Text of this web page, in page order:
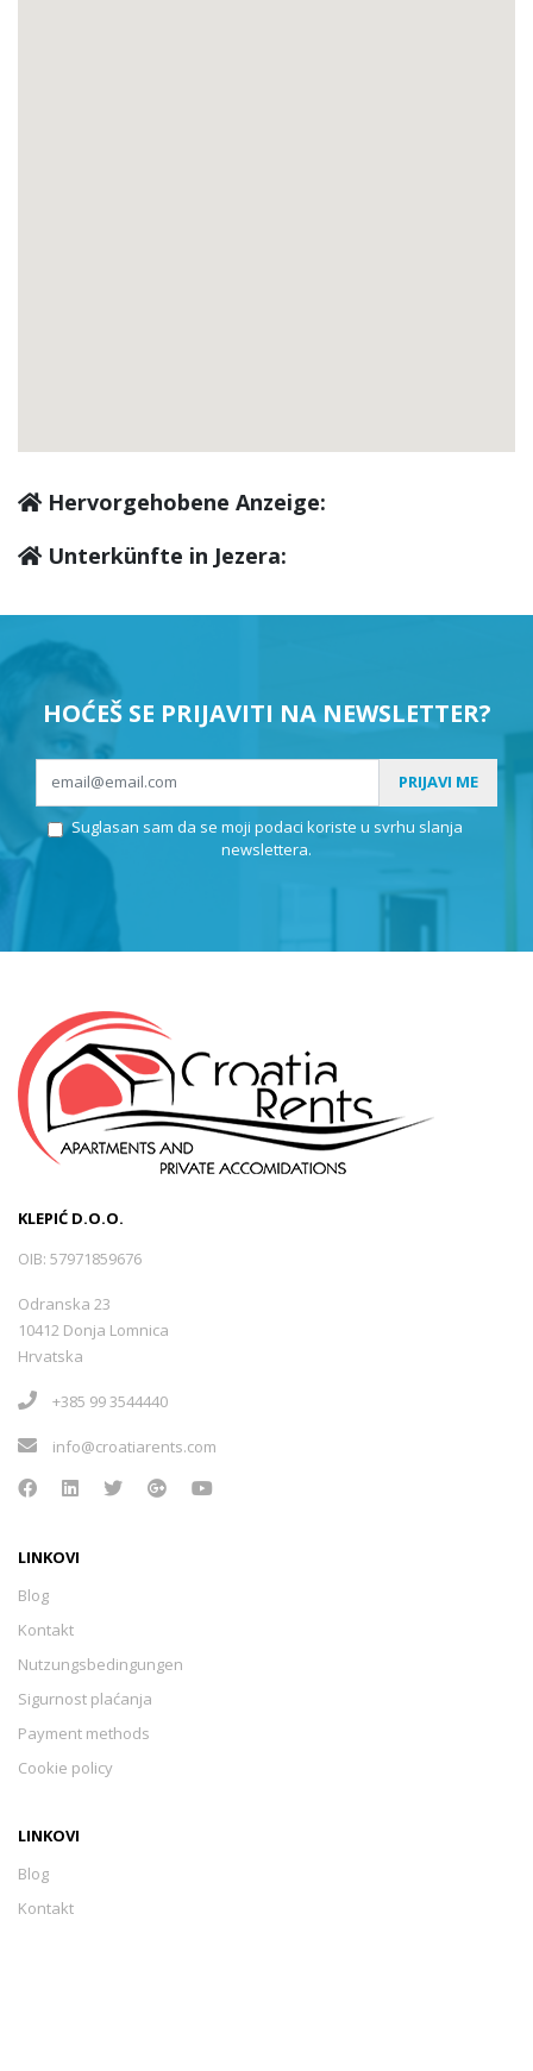
Hervorgehobene Anzeige:
Unterkünfte in Jezera:
HOĆEŠ SE PRIJAVITI NA NEWSLETTER?
PRIJAVI ME
Suglasan sam da se moji podaci koriste u svrhu slanja
newslettera.
KLEPIĆ D.O.O.
OIB: 57971859676
Odranska 23
10412 Donja Lomnica
Hrvatska
+385 99 3544440
info@croatiarents.com
LINKOVI
Blog
Kontakt
Nutzungsbedingungen
Sigurnost plaćanja
Payment methods
Cookie policy
LINKOVI
Blog
Kontakt